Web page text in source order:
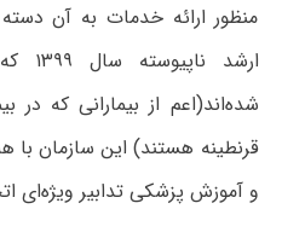
منظور ارائه خدمات به آن
شده‌اند(اعم از بیمارانی که در
قرنطینه هستند) این سازمان با
و آموزش پزشکی تدابیر ویژه‌ای